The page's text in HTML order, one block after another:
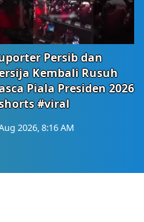
Persib dan
Kembali Rusuh
Piala Presiden 2026
#viral
2026, 8:16 AM